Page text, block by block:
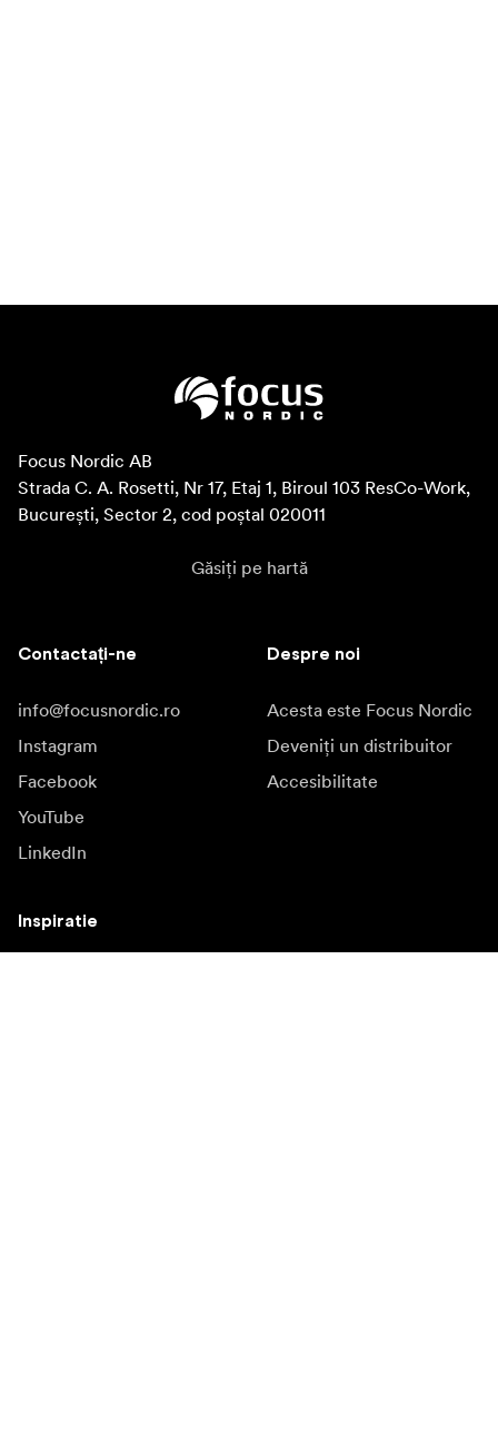
Focus Nordic AB
Strada C. A. Rosetti, Nr 17, Etaj 1, Biroul 103 ResCo-Work,
București, Sector 2, cod poștal 020011
Găsiți pe hartă
Contactați-ne
info@focusnordic.ro
Instagram
Facebook
YouTube
LinkedIn
Despre noi
Acesta este Focus Nordic
Deveniți un distribuitor
Accesibilitate
Inspiratie